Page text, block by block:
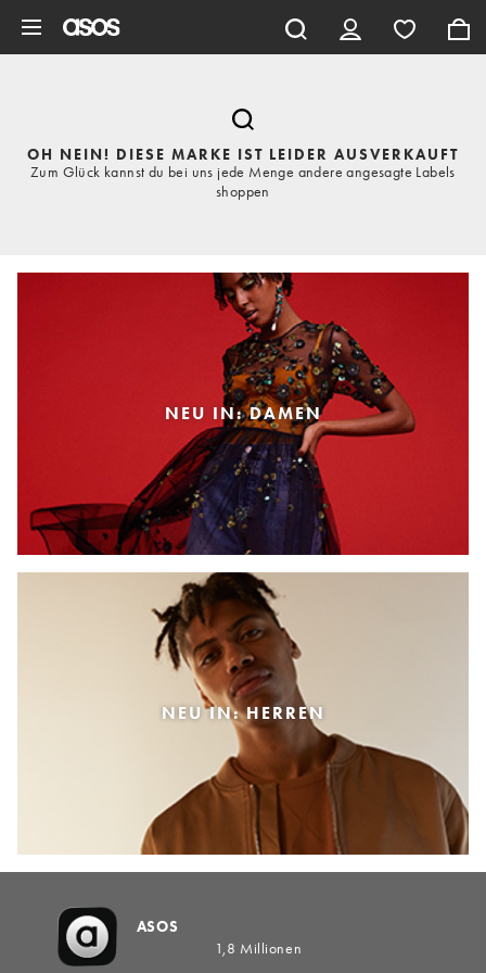
OH NEIN! DIESE MARKE IST LEIDER AUSVERKAUFT
Zum Glück kannst du bei uns jede Menge andere angesagte Labels
shoppen
NEU IN: DAMEN
NEU IN: HERREN
ASOS
1,8 Millionen